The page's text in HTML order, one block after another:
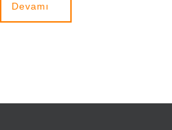
Devamı